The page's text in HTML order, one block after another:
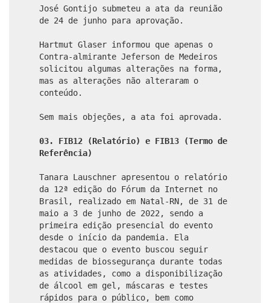
José Gontijo submeteu a ata da reunião
de 24 de junho para aprovação.
Hartmut Glaser informou que apenas o
Contra-almirante Jeferson de Medeiros
solicitou algumas alterações na forma,
mas as alterações não alteraram o
conteúdo.
Sem mais objeções, a ata foi aprovada.
03. FIB12 (Relatório) e FIB13 (Termo de
Referência)
Tanara Lauschner apresentou o relatório
da 12ª edição do Fórum da Internet no
Brasil, realizado em Natal-RN, de 31 de
maio a 3 de junho de 2022, sendo a
primeira edição presencial do evento
desde o início da pandemia. Ela
destacou que o evento buscou seguir
medidas de biossegurança durante todas
as atividades, como a disponibilização
de álcool em gel, máscaras e testes
rápidos para o público, bem como